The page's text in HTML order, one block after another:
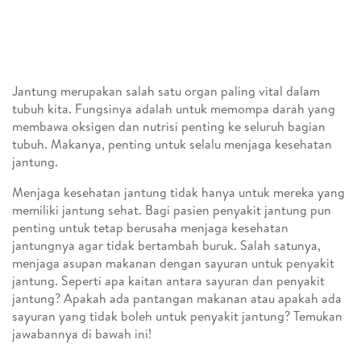
Jantung merupakan salah satu organ paling vital dalam
tubuh kita. Fungsinya adalah untuk memompa darah yang
membawa oksigen dan nutrisi penting ke seluruh bagian
tubuh. Makanya, penting untuk selalu menjaga kesehatan
jantung.
Menjaga kesehatan jantung tidak hanya untuk mereka yang
memiliki jantung sehat. Bagi pasien penyakit jantung pun
penting untuk tetap berusaha menjaga kesehatan
jantungnya agar tidak bertambah buruk. Salah satunya,
menjaga asupan makanan dengan sayuran untuk penyakit
jantung. Seperti apa kaitan antara sayuran dan penyakit
jantung? Apakah ada pantangan makanan atau apakah ada
sayuran yang tidak boleh untuk penyakit jantung? Temukan
jawabannya di bawah ini!